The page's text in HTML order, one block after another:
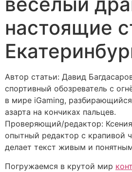
настоящие
Автор статьи: Давид
спортивный обозреватель с
в мире iGaming,
азарта на кончиках пальцев.
Проверяющий/редактор:
опытный редактор с крапивой
делает текст живым и
Погружаемся в крутой мир